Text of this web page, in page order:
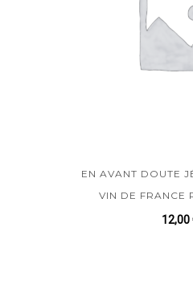
EN AVANT DOUTE
VIN DE FRANCE
12,00